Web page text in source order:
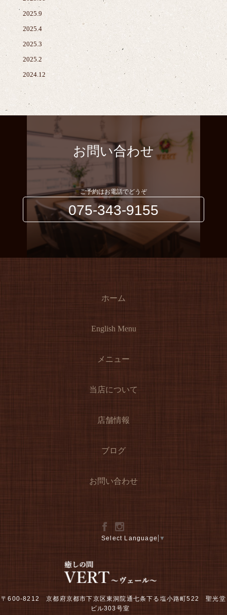
2025.9
2025.4
2025.3
2025.2
2024.12
お問い合わせ
ご予約はお電話でどうぞ
075-343-9155
ホーム
English Menu
メニュー
当店について
店舗情報
ブログ
お問い合わせ
Select Language ▼
〒600-8212 京都府京都市下京区東洞院通七条下る塩小路町522 聖光堂
ビル303号室